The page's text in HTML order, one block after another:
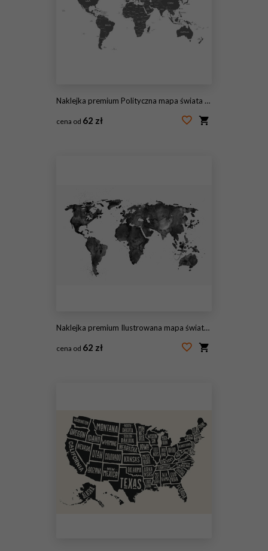
Naklejka premium Polityczna mapa świata wektor ilustracja na białym tle. Edytowalne i wyraźnie oznaczone warstwy.
cena od 62 zł
Naklejka premium Ilustrowana mapa świata z izolowanym tłem. Czarna akwarela
cena od 62 zł